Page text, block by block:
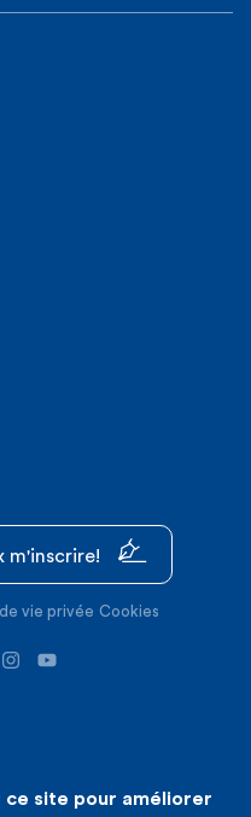
m'inscrire!
vie privée Cookies
internet : Expansion
ce site pour améliorer